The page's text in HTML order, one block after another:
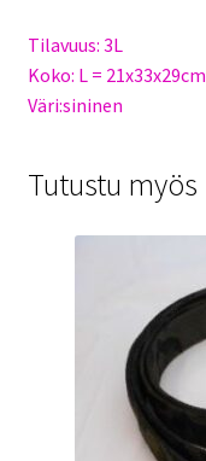
Tilavuus: 3L
Koko: L = 21x33x29cm
Väri:sininen
Tutustu myös